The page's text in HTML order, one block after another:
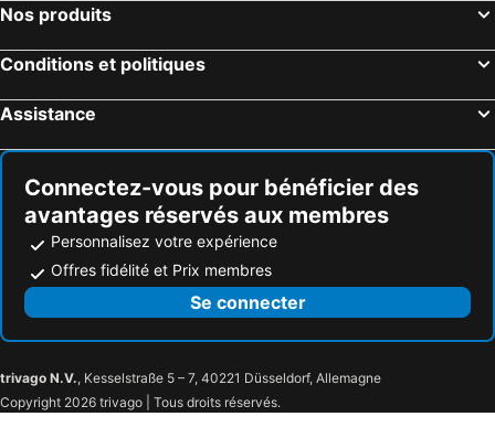
Nos produits
Conditions et politiques
Assistance
Connectez-vous pour bénéficier des
avantages réservés aux membres
Personnalisez votre expérience
Offres fidélité et Prix membres
Se connecter
trivago N.V., Kesselstraße 5 – 7, 40221 Düsseldorf, Allemagne
Copyright 2026 trivago | Tous droits réservés.